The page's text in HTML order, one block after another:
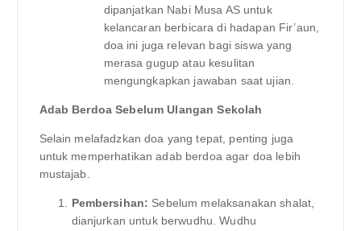
dipanjatkan Nabi Musa AS untuk
kelancaran berbicara di hadapan Fir’aun,
doa ini juga relevan bagi siswa yang
merasa gugup atau kesulitan
mengungkapkan jawaban saat ujian.
Adab Berdoa Sebelum Ulangan Sekolah
Selain melafadzkan doa yang tepat, penting juga
untuk memperhatikan adab berdoa agar doa lebih
mustajab.
Pembersihan: Sebelum melaksanakan shalat,
dianjurkan untuk berwudhu. Wudhu